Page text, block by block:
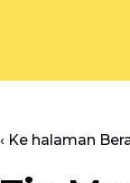
‹ Ke halaman